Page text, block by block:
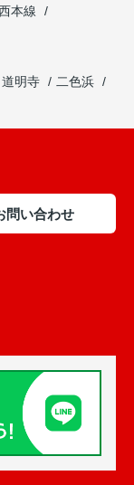
本線
道明寺
二色浜
問い合わせ